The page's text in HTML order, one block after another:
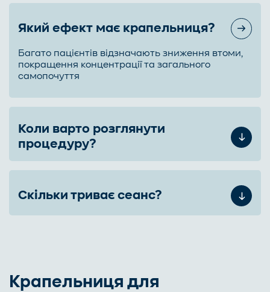
Який ефект має крапельниця?
Багато пацієнтів відзначають зниження втоми,
покращення концентрації та загального
самопочуття
Коли варто розглянути
процедуру?
Скільки триває сеанс?
Крапельниця для